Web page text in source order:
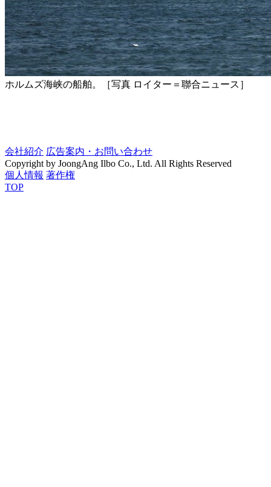
ホルムズ海峡の船舶。［写真 ロイター＝聯合ニュース］
会社紹介 広告案内・お問い合わせ
Copyright by JoongAng Ilbo Co., Ltd. All Rights Reserved
個人情報 著作権
TOP